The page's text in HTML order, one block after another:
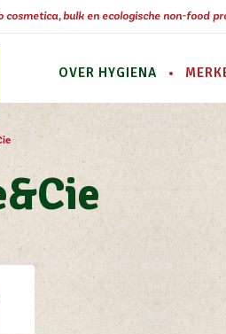
bulk en ecologische non-food
OVER HYGIENA